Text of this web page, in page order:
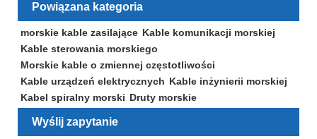
Powiązana kategoria
morskie kable zasilające Kable komunikacji morskiej
Kable sterowania morskiego
Morskie kable o zmiennej częstotliwości
Kable urządzeń elektrycznych Kable inżynierii morskiej
Kabel spiralny morski Druty morskie
Wyślij zapytanie